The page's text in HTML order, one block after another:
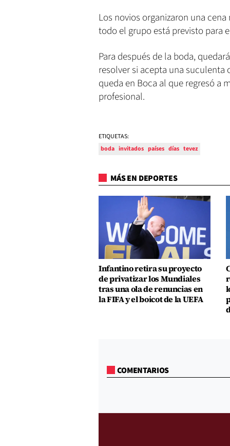
Los novios organizaron una
todo el grupo está previsto para
Para después de la boda,
resolver si acepta una suculenta
queda en Boca al que regresó a
profesional.
ETIQUETAS:
boda invitados países días tevez
MÁS EN DEPORTES
Infantino retira su proyecto
de privatizar los Mundiales
tras una ola de renuncias en
la FIFA y el boicot de la UEFA
COMENTARIOS